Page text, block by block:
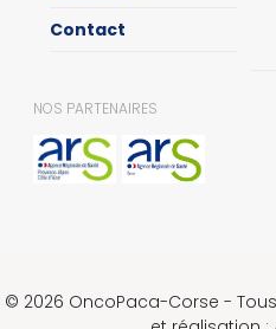
Contact
NOS PARTENAIRES
© 2026 OncoPaca-Corse -